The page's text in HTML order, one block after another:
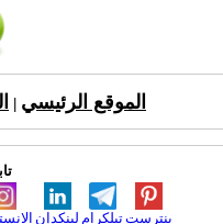
الموقع الرئيسي
لينكدإن تيلكرامبنترست